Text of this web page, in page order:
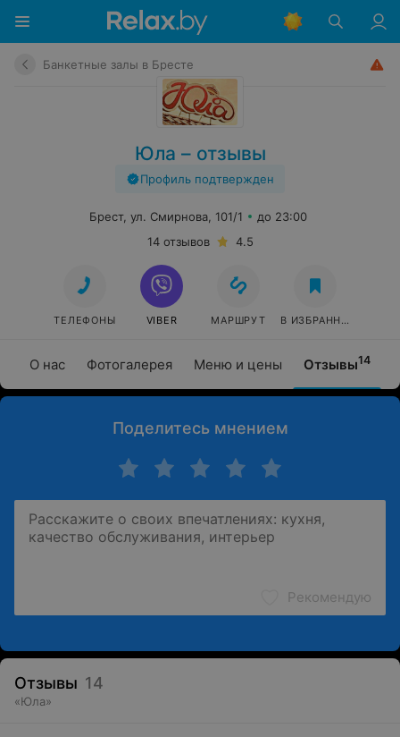
Банкетные залы в Бресте
Юла – отзывы
Профиль подтвержден
О нас Фотогалерея Меню и цены Отзывы14
Брест, ул. Смирнова, 101/1
до 23:00
14 отзывов
4.5
ТЕЛЕФОНЫ VIBER МАРШРУТ В ИЗБРАННОЕ
Поделитесь мнением
Рекомендую
Отзывы 14
«Юла»